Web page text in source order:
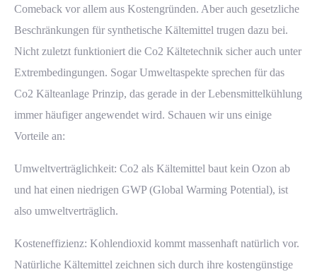
Comeback vor allem aus Kostengründen. Aber auch gesetzliche
Beschränkungen für synthetische Kältemittel trugen dazu bei.
Nicht zuletzt funktioniert die Co2 Kältetechnik sicher auch unter
Extrembedingungen. Sogar Umweltaspekte sprechen für das
Co2 Kälteanlage Prinzip, das gerade in der Lebensmittelkühlung
immer häufiger angewendet wird. Schauen wir uns einige
Vorteile an:
Umweltverträglichkeit: Co2 als Kältemittel baut kein Ozon ab
und hat einen niedrigen GWP (Global Warming Potential), ist
also umweltverträglich.
Kosteneffizienz: Kohlendioxid kommt massenhaft natürlich vor.
Natürliche Kältemittel zeichnen sich durch ihre kostengünstige